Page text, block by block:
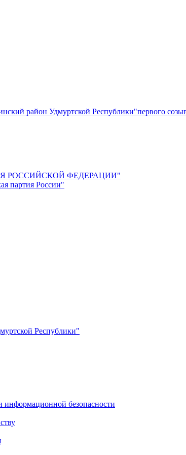
район Удмуртской Республики"первого
РОССИЙСКОЙ ФЕДЕРАЦИИ"
партия России"
Республики"
безопасности